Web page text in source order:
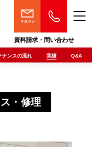
資料請求・問い合わせ
ナンスの流れ 実績 Q&A
・修理